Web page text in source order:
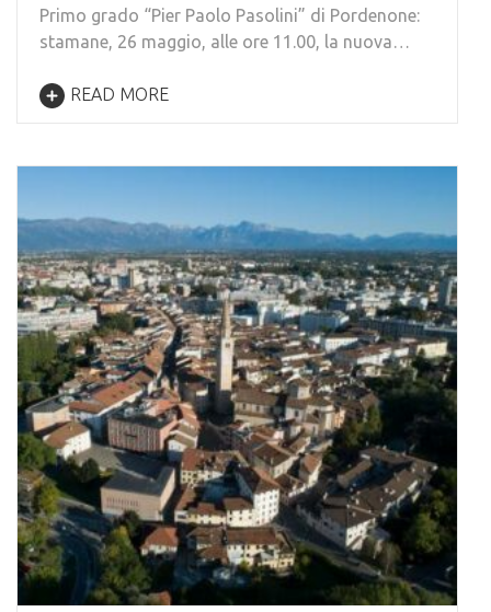
Primo grado “Pier Paolo Pasolini” di Pordenone:
stamane, 26 maggio, alle ore 11.00, la nuova…
READ MORE